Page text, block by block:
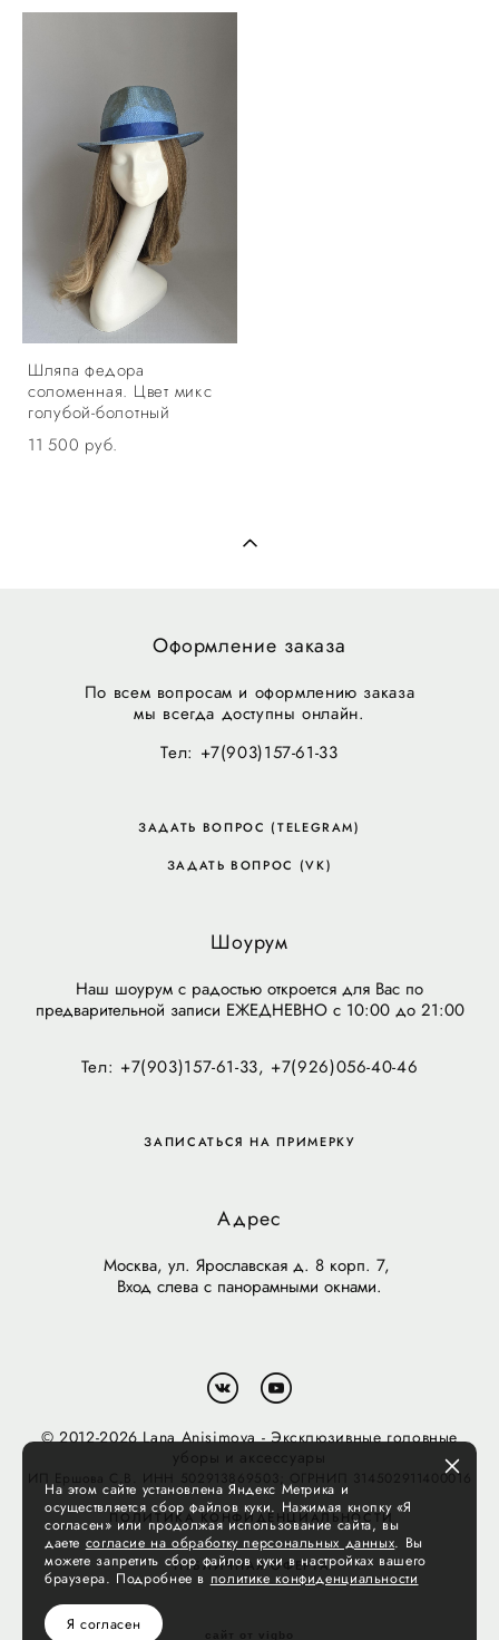
Шляпа федора
соломенная. Цвет микс
голубой-болотный
11 500 pуб.
Оформление заказа
По всем вопросам и оформлению заказа
мы всегда доступны онлайн.
Тел: +7(903)157-61-33
ЗАДАТЬ ВОПРОС (TELEGRAM)
ЗАДАТЬ ВОПРОС (VK)
Шоурум
Наш шоурум с радостью откроется для Вас по
предварительной записи ЕЖЕДНЕВНО с 10:00 до 21:00
Тел: +7(903)157-61-33, +7(926)056-40-46
ЗАПИСАТЬСЯ НА ПРИМЕРКУ
Адрес
Москва, ул. Ярославская д. 8 корп. 7,
Вход слева с панорамными окнами.
© 2012-2026 Lana Anisimova - Эксклюзивные головные
уборы и аксессуары
ИП Ершова С.В. ИНН 502913869503; ОГРНИП 314502911400016
ПОЛИТИКА КОНФИДЕНЦИАЛЬНОСТИ
ПУБЛИЧНАЯ ОФЕРТА
сайт от vigbo
На этом сайте установлена Яндекс Метрика и
осуществляется сбор файлов куки. Нажимая кнопку «Я
согласен» или продолжая использование сайта, вы
даете согласие на обработку персональных данных. Вы
можете запретить сбор файлов куки в настройках вашего
браузера. Подробнее в политике конфиденциальности
Я согласен